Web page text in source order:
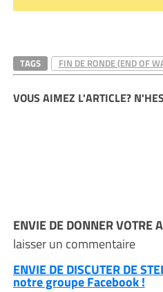
TAGS FIN DE RONDE (END OF
VOUS AIMEZ L'ARTICLE?
ENVIE DE DONNER VOTRE
laisser un commentaire
ENVIE DE DISCUTER DE
notre groupe Facebook !